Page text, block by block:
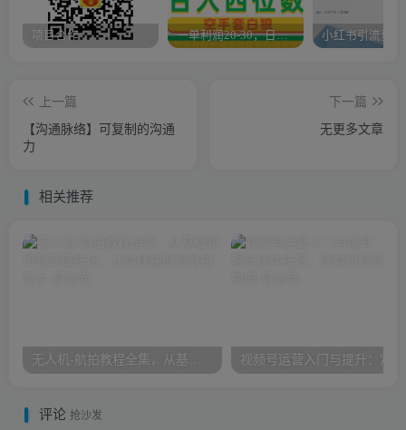
项目合作 一单利润20-30，日入四位数，空手套白狼，只要做就能赚，简单无套路
上一篇
【沟通脉络】可复制的沟通
力
下一篇
无更多文章
相关推荐
评论 抢沙发